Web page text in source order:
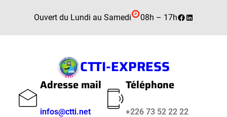
contenu
Ouvert du Lundi au Samedi 08h – 17hFacebook
LinkedIn
CTTI-EXPRESS
Adresse mail
infos@ctti.net
Téléphone
+226 73 52 22 22